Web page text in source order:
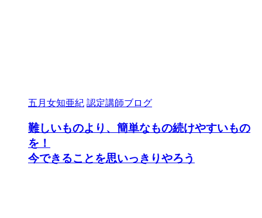
五月女知亜紀 認定講師ブログ
難しいものより、簡単なもの続けやすいもの
を！
今できることを思いっきりやろう